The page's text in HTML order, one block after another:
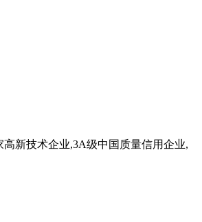
新技术企业,3A级中国质量信用企业,